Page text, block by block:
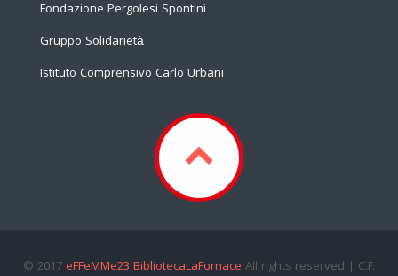
Fondazione Pergolesi Spontini
Gruppo Solidarietà
Istituto Comprensivo Carlo Urbani
© 2017 eFFeMMe23 BibliotecaLaFornace All rights reserved | C.F.